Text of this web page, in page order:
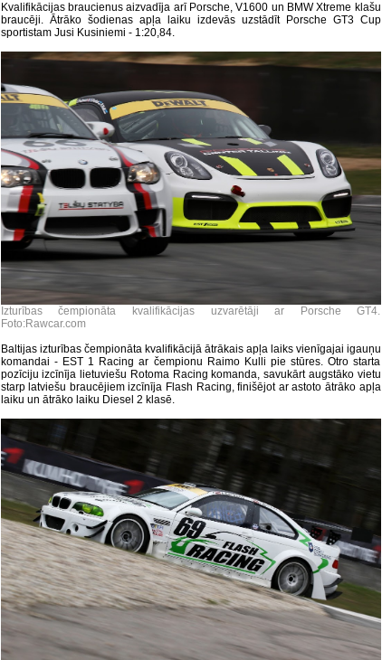
Kvalifikācijas braucienus aizvadīja arī Porsche, V1600 un BMW Xtreme klašu
braucēji. Ātrāko šodienas apļa laiku izdevās uzstādīt Porsche GT3 Cup
sportistam Jusi Kusiniemi - 1:20,84.
Izturības čempionāta kvalifikācijas uzvarētāji ar Porsche GT4.
Foto:Rawcar.com
Baltijas izturības čempionāta kvalifikācijā ātrākais apļa laiks vienīgajai igauņu
komandai - EST 1 Racing ar čempionu Raimo Kulli pie stūres. Otro starta
pozīciju izcīnīja lietuviešu Rotoma Racing komanda, savukārt augstāko vietu
starp latviešu braucējiem izcīnīja Flash Racing, finišējot ar astoto ātrāko apļa
laiku un ātrāko laiku Diesel 2 klasē.